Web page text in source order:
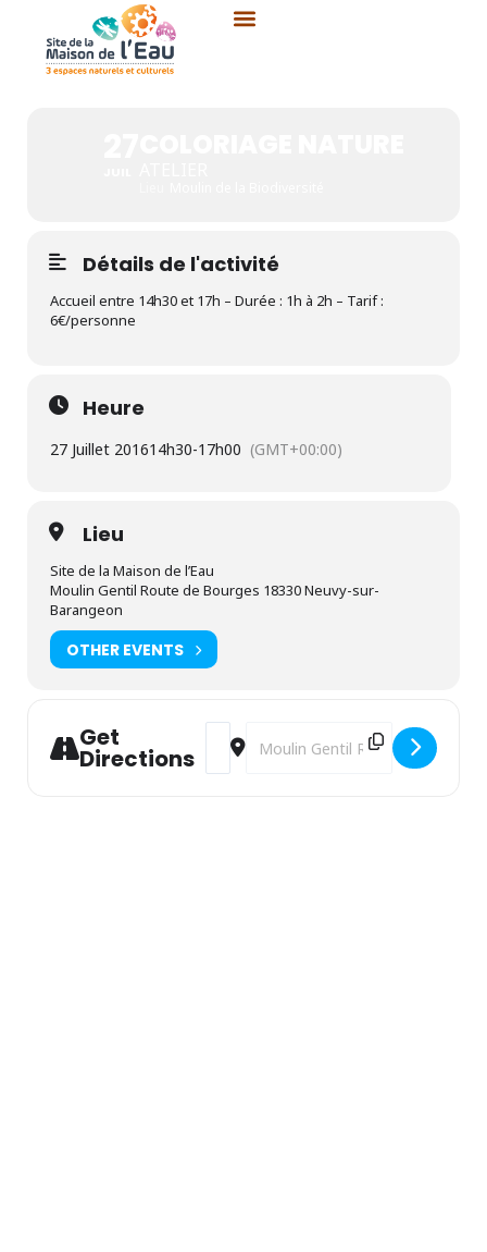
contenu
Détails de l'activité
Accueil entre 14h30 et 17h – Durée : 1h à 2h – Tarif :
6€/personne
Heure
27 Juillet 201614h30-17h00 (GMT+00:00)
Lieu
Site de la Maison de l’Eau
Moulin Gentil Route de Bourges 18330 Neuvy-sur-
Barangeon
OTHER EVENTS
Get
Directions
Address - Coloriage Nature [UD1Sdieju]
Destination Address - Coloriage